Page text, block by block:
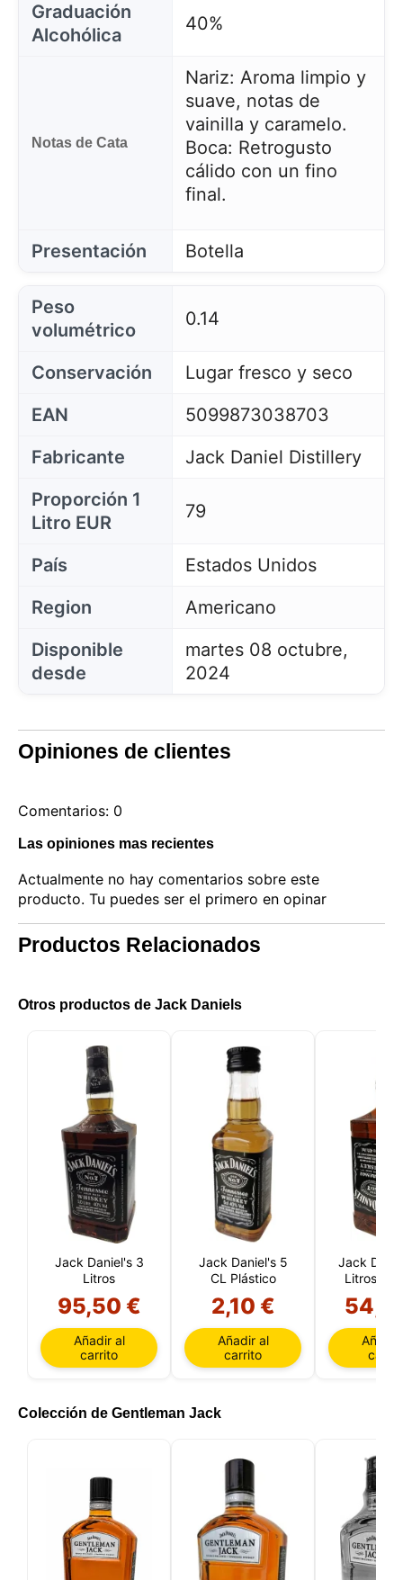
Graduación
Alcohólica
40%
Notas de Cata
Nariz: Aroma limpio y
suave, notas de
vainilla y caramelo.
Boca: Retrogusto
cálido con un fino
final.
Presentación Botella
Peso
volumétrico
0.14
Conservación
Lugar fresco y seco
EAN
5099873038703
Fabricante
Jack Daniel Distillery
Proporción 1
Litro EUR
79
País
Estados Unidos
Region
Americano
Disponible
desde
martes 08 octubre,
2024
Opiniones de clientes
Comentarios: 0
Las opiniones mas recientes
Actualmente no hay comentarios sobre este
producto. Tu puedes ser el primero en opinar
Productos Relacionados
Otros productos de Jack Daniels
Jack Daniel's 3
Litros
95,50 €
Añadir al
carrito
Jack Daniel's 5
CL Plástico
2,10 €
Añadir al
carrito
Jack
Litros
Añadir
Colección de Gentleman Jack
Nuestro sitio web utiliza cookies capaces de leer,
en su dispositivo. La información procesada por
estas tecnologías incluye datos relacionados con su
cuenta de usuario, que pueden incluir
identificadores personales (por ejemplo, dirección IP
y detalles de la sesión) e historial de navegación.
Utilizamos esta información para diversos fines: por
ejemplo, para acceder a su cuenta y recordar su
carrito de la compra, mantener la seguridad,
recordar las elecciones del usuario, mejorar nuestro
sitio web y, por último, con fines de marketing.
Puede rechazar todo tratamiento no esencial
eligiendo aceptar solo las cookies necesarias.
Puede personalizar su elección y seleccionar las
cookies que nos permite utilizar en su sesión.